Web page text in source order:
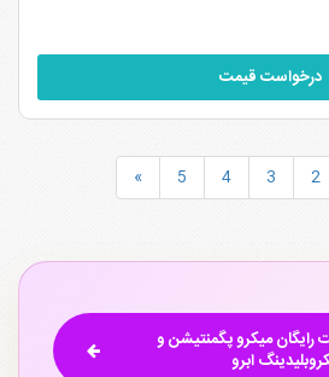
درخواست قیمت
2
3
4
5
»
رایگان میکرو پگمنتیشن و
ابرو